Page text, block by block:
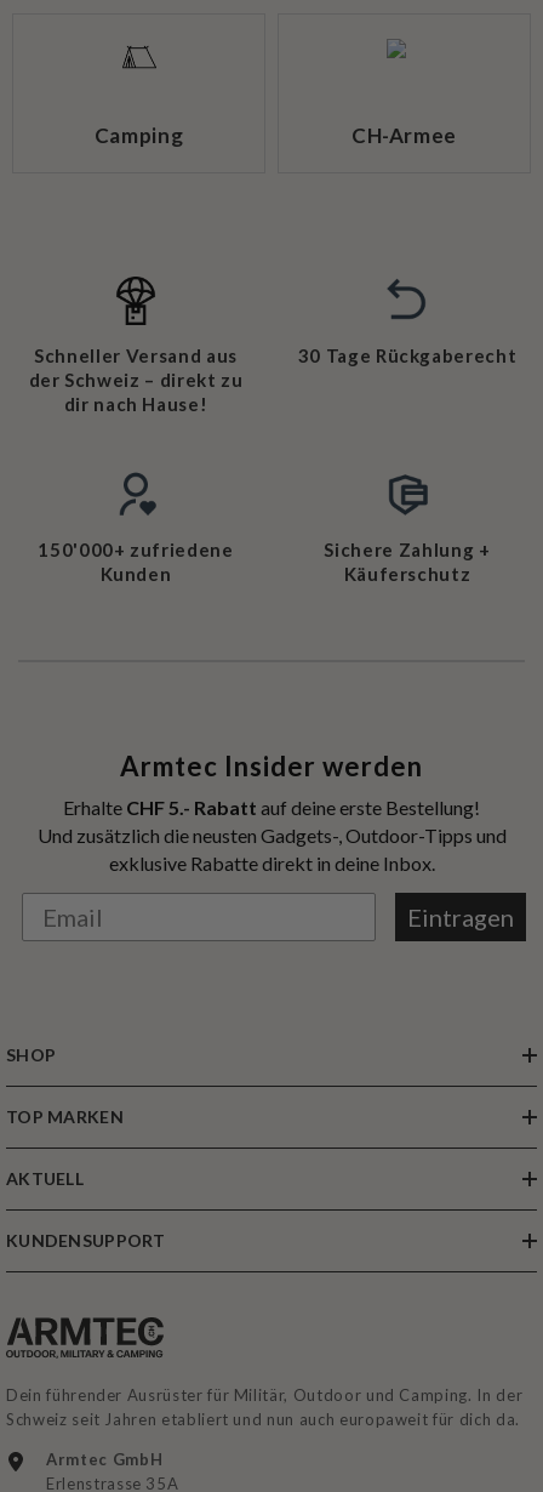
Camping CH-Armee
Schneller Versand aus
der Schweiz – direkt zu
dir nach Hause!
30 Tage Rückgaberecht
150'000+ zufriedene
Kunden
Sichere Zahlung +
Käuferschutz
Armtec Insider werden
Erhalte CHF 5.- Rabatt auf deine erste Bestellung!
Und zusätzlich die neusten Gadgets-, Outdoor-Tipps und
exklusive Rabatte direkt in deine Inbox.
Eintragen
SHOP
TOP MARKEN
AKTUELL
KUNDENSUPPORT
Dein führender Ausrüster für Militär, Outdoor und Camping. In der
Schweiz seit Jahren etabliert und nun auch europaweit für dich da.
Armtec GmbH
Erlenstrasse 35A